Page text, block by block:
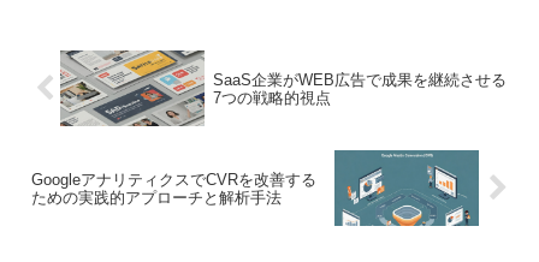
SaaS企業がWEB広告で成果を継続させる
7つの戦略的視点
GoogleアナリティクスでCVRを改善する
ための実践的アプローチと解析手法